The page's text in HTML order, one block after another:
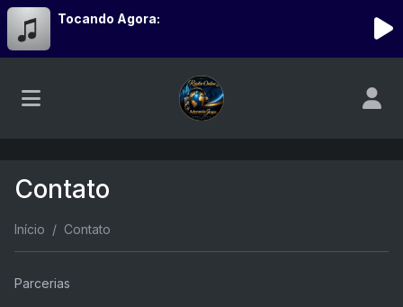
Tocando Agora:
Contato
Início Contato
Parcerias